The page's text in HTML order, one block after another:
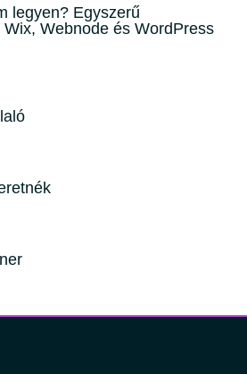
legyen? Egyszerű
Webnode és WordPress